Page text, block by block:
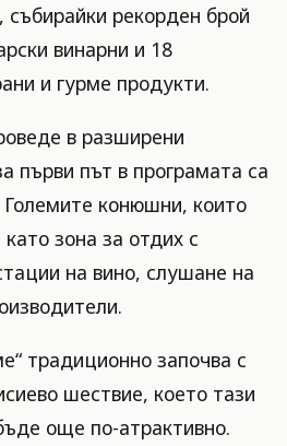
рекорден брой
винарни и 18
и гурме продукти.
в разширени
първи път в програмата са
конюшни, които
зона за отдих с
на вино, слушане на
традиционно започва с
шествие, което тази
още по-атрактивно.